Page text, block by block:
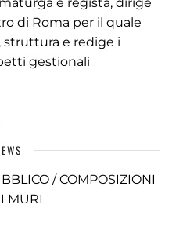
e regista, dirige
di Roma per il quale
struttura e redige i
gestionali
/ COMPOSIZIONI
MURI